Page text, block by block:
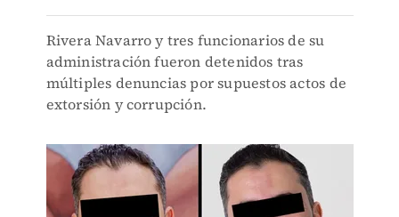
Rivera Navarro y tres funcionarios de su
administración fueron detenidos tras
múltiples denuncias por supuestos actos de
extorsión y corrupción.